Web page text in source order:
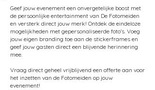
Geef jouw evenement een onvergetelijke boost met
de persoonlijke entertainment van De Fotomeiden
en versterk direct jouw merk! Ontdek de eindeloze
mogelijkheden met gepersonaliseerde foto's. Voeg
jouw eigen branding toe aan de stickerframes en
geef jouw gasten direct een blijvende herinnering
mee.
Vraag direct geheel vrijblijvend een offerte aan voor
het inzetten van de Fotomeiden op jouw
evenement!